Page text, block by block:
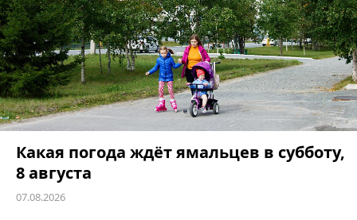
Какая погода ждёт ямальцев в субботу,
8 августа
07.08.2026